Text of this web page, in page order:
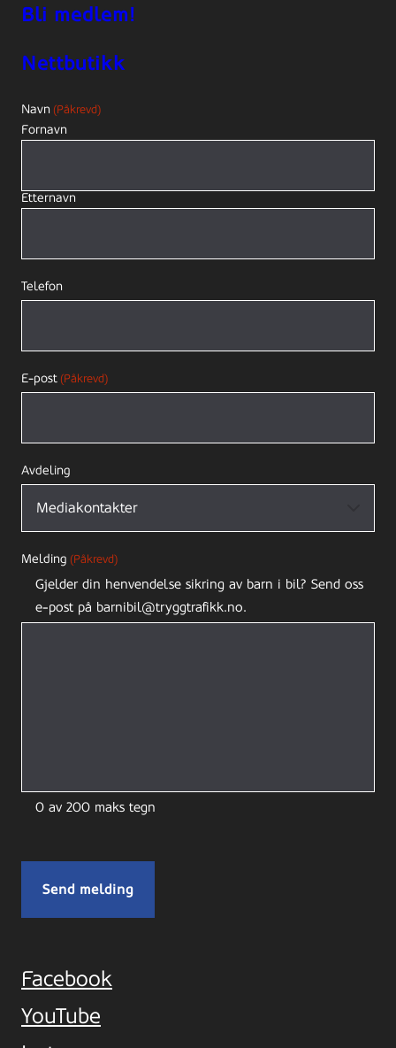
Bli medlem!
Nettbutikk
Navn (Påkrevd)
Fornavn
Etternavn
Telefon
E-post (Påkrevd)
Avdeling
Melding (Påkrevd)
Gjelder din henvendelse sikring av barn i bil? Send oss
e-post på barnibil@tryggtrafikk.no.
0 av 200 maks tegn
Facebook
YouTube